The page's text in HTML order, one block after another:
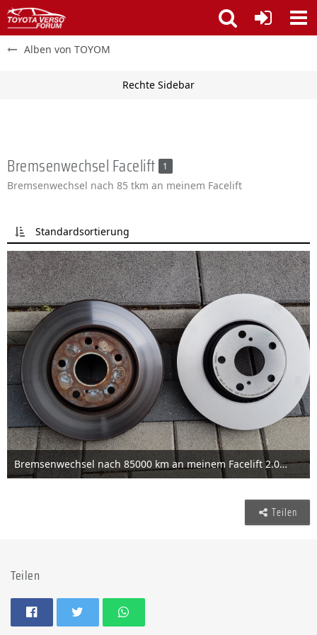
Alben von TOYOM
Bremsenwechsel Facelift 1
Bremsenwechsel nach 85 tkm an meinem Facelift
Standardsortierung
Bremsenwechsel nach 85000 km an meinem Facelift 2.0 D4D
30. November 2019
Teilen
Teilen